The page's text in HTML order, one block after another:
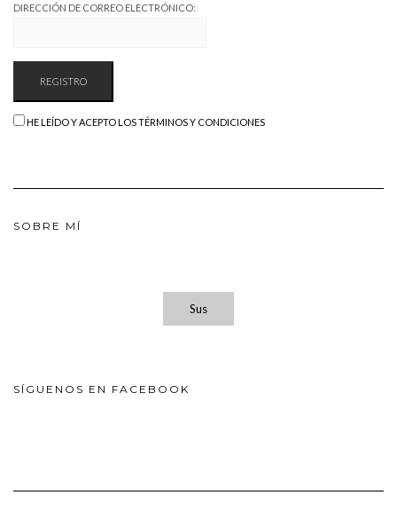
DIRECCIÓN DE CORREO ELECTRÓNICO:
HE LEÍDO Y ACEPTO LOS TÉRMINOS Y CONDICIONES
SOBRE MÍ
Sus
SÍGUENOS EN FACEBOOK